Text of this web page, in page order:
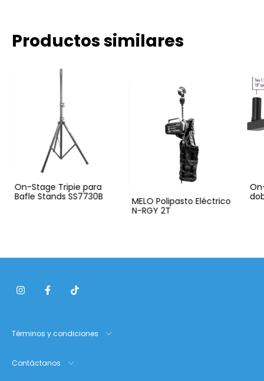
Productos similares
On-Stage Tripie para
Bafle Stands SS7730B
MELO Polipasto Eléctrico
N-RGY 2T
Términos y condiciones
Contáctanos